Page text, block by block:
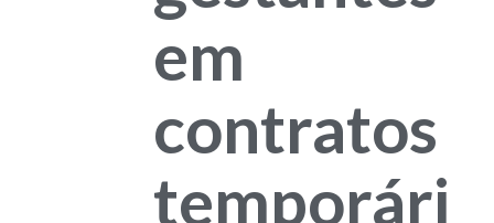
em
contratos
temporári